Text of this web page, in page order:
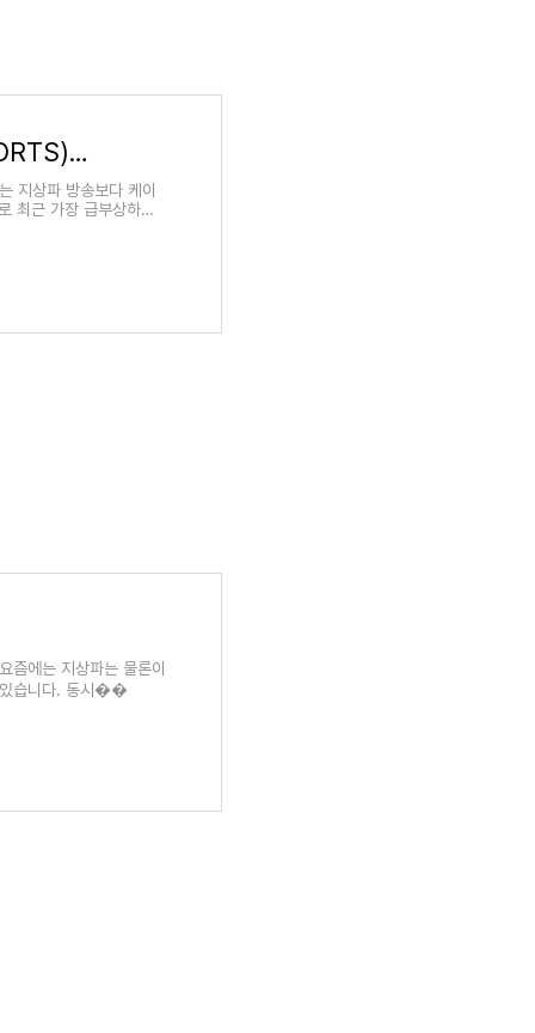
JTBC 온에어 실시간 시청 방법 (+JTBC SPORTS) JTBC NOW 로그인 없이 이용안내
지상파 방송보다 케이
최근 가장 급부상하는
즘에는 지상파는 물론이
있습니다. 동시��